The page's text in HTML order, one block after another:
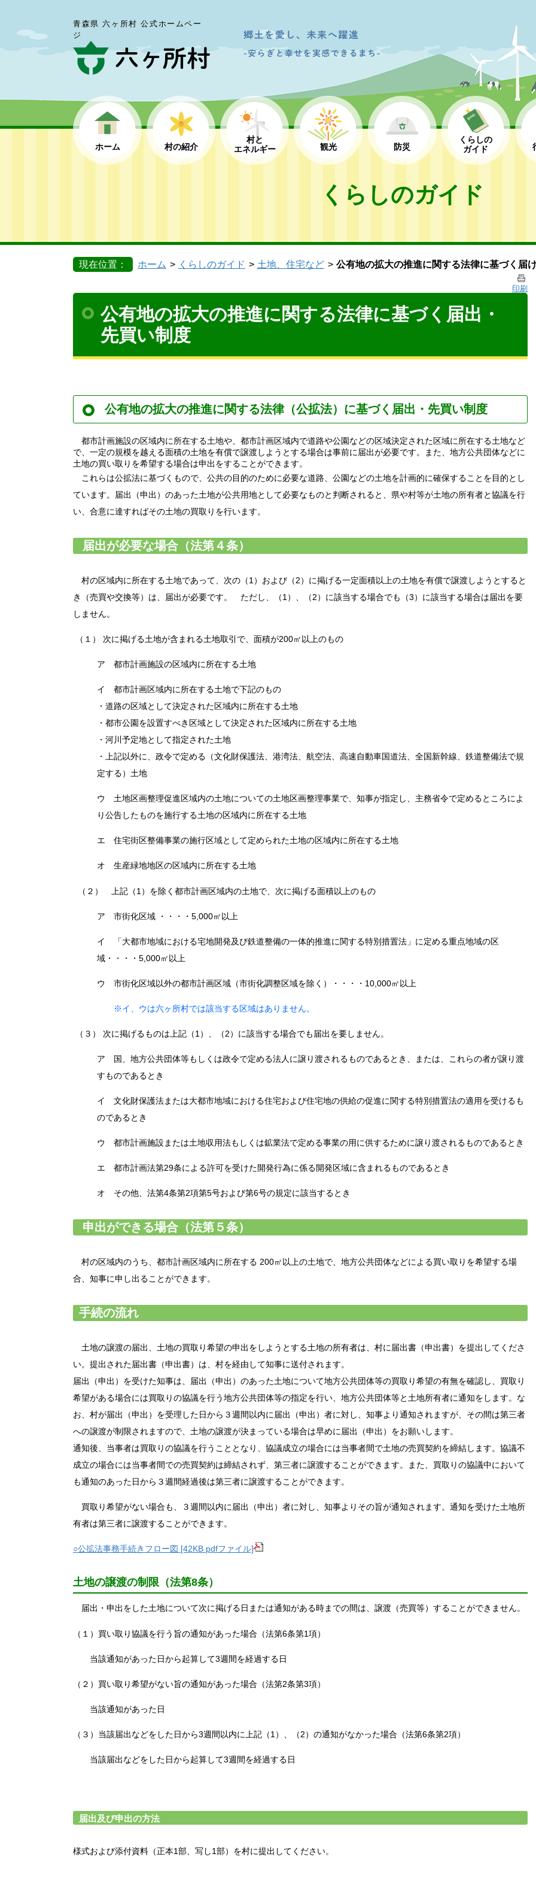
青森県 六ヶ所村 公式ホームペー
ジ
ホーム 村の紹介
村と
エネルギー
観光 防災
くらしの
ガイド
くらしのガイド
現在位置： ホーム くらしのガイド 土地、住宅など 公有地の拡大の推進に関する法律に基づく届
印刷
公有地の拡大の推進に関する法律に基づく届出・
先買い制度
公有地の拡大の推進に関する法律（公拡法）に基づく届出・先買い制度
都市計画施設の区域内に所在する土地や、都市計画区域内で道路や公園などの区域決定された区域に所在する土地など
で、一定の規模を越える面積の土地を有償で譲渡しようとする場合は事前に届出が必要です。また、地方公共団体などに
土地の買い取りを希望する場合は申出をすることができます。
これらは公拡法に基づくもので、公共の目的のために必要な道路、公園などの土地を計画的に確保することを目的とし
ています。届出（申出）のあった土地が公共用地として必要なものと判断されると、県や村等が土地の所有者と協議を行
い、合意に達すればその土地の買取りを行います。
届出が必要な場合（法第４条）
村の区域内に所在する土地であって、次の（1）および（2）に掲げる一定面積以上の土地を有償で譲渡しようとすると
き（売買や交換等）は、届出が必要です。 ただし、
（1）、 （2）に該当する場合でも
（3）に該当する場合は届出を要
しません。
（１） 次に掲げる土地が含まれる土地取引で、面積が200㎡以上のもの
ア 都市計画施設の区域内に所在する土地
イ 都市計画区域内に所在する土地で下記のもの
・道路の区域として決定された区域内に所在する土地
・都市公園を設置すべき区域として決定された区域内に所在する土地
・河川予定地として指定された土地
・上記以外に、政令で定める（文化財保護法、港湾法、航空法、高速自動車国道法、全国新幹線、鉄道整備法で規
定する）土地
ウ 土地区画整理促進区域内の土地についての土地区画整理事業で、知事が指定し、主務省令で定めるところによ
り公告したものを施行する土地の区域内に所在する土地
エ 住宅街区整備事業の施行区域として定められた土地の区域内に所在する土地
オ 生産緑地地区の区域内に所在する土地
（２） 上記（1）を除く都市計画区域内の土地で、次に掲げる面積以上のもの
ア 市街化区域 ・・・・5,000㎡以上
イ 「大都市地域における宅地開発及び鉄道整備の一体的推進に関する特別措置法」に定める重点地域の区
域・・・・5,000㎡以上
ウ 市街化区域以外の都市計画区域（市街化調整区域を除く）・・・・10,000㎡以上
※イ、ウは六ヶ所村では該当する区域はありません。
（３） 次に掲げるものは上記（1）、（2）に該当する場合でも届出を要しません。
ア 国、地方公共団体等もしくは政令で定める法人に譲り渡されるものであるとき、または、これらの者が譲り渡
すものであるとき
イ 文化財保護法または大都市地域における住宅および住宅地の供給の促進に関する特別措置法の適用を受けるも
のであるとき
ウ 都市計画施設または土地収用法もしくは鉱業法で定める事業の用に供するために譲り渡されるものであるとき
エ 都市計画法第29条による許可を受けた開発行為に係る開発区域に含まれるものであるとき
オ その他、法第4条第2項第5号および第6号の規定に該当するとき
申出ができる場合（法第５条）
村の区域内のうち、 都市計画区域内に所在する 200㎡以上の土地で、 地方公共団体などによる買い取りを希望する場
合、知事に申し出ることができます。
手続の流れ
土地の譲渡の届出、土地の買取り希望の申出をしようとする土地の所有者は、村に届出書（申出書）を提出してくださ
い。提出された届出書（申出書）は、村を経由して知事に送付されます。
届出（申出）を受けた知事は、届出（申出）のあった土地について地方公共団体等の買取り希望の有無を確認し、買取り
希望がある場合には買取りの協議を行う地方公共団体等の指定を行い、地方公共団体等と土地所有者に通知をします。な
お、村が届出（申出）を受理した日から３週間以内に届出（申出）者に対し、知事より通知されますが、その間は第三者
への譲渡が制限されますので、土地の譲渡が決まっている場合は早めに届出（申出）をお願いします。
通知後、当事者は買取りの協議を行うこととなり、協議成立の場合には当事者間で土地の売買契約を締結します。協議不
成立の場合には当事者間での売買契約は締結されず、第三者に譲渡することができます。また、買取りの協議中において
も通知のあった日から３週間経過後は第三者に譲渡することができます。
買取り希望がない場合も、３週間以内に届出（申出）者に対し、知事よりその旨が通知されます。通知を受けた土地所
有者は第三者に譲渡することができます。
○公拡法事務手続きフロー図 [42KB pdfファイル]
土地の譲渡の制限（法第8条）
届出・申出をした土地について次に掲げる日または通知がある時までの間は、譲渡（売買等）することができません。
（１）買い取り協議を行う旨の通知があった場合（法第6条第1項）
当該通知があった日から起算して3週間を経過する日
（２）買い取り希望がない旨の通知があった場合（法第2条第3項）
当該通知があった日
（３）当該届出などをした日から3週間以内に上記（1）、（2）の通知がなかった場合（法第6条第2項）
当該届出などをした日から起算して3週間を経過する日
届出及び申出の方法
様式および添付資料（正本1部、写し1部）を村に提出してください。